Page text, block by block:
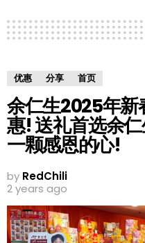
优惠 分享 首页
余仁生2025年新
惠! 送礼首选余
一颗感恩的心!
by RedChili
2 years ago